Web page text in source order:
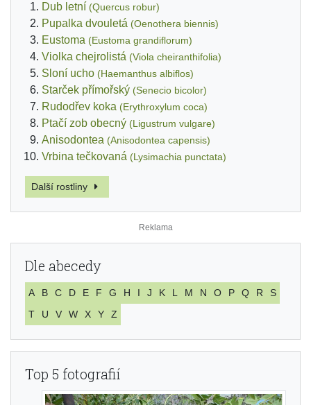
Dub letní (Quercus robur)
Pupalka dvouletá (Oenothera biennis)
Eustoma (Eustoma grandiflorum)
Violka chejrolistá (Viola cheiranthifolia)
Sloní ucho (Haemanthus albiflos)
Starček přímořský (Senecio bicolor)
Rudodřev koka (Erythroxylum coca)
Ptačí zob obecný (Ligustrum vulgare)
Anisodontea (Anisodontea capensis)
Vrbina tečkovaná (Lysimachia punctata)
Další rostliny
Dle abecedy
A B C D E F G H I J K L M N O P Q R
S
T
U V W X Y Z
Top 5 fotografií